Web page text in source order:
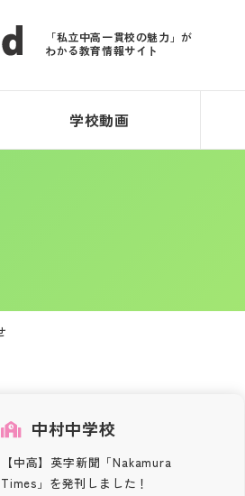
「私立中高一貫校の魅力」が
わかる教育情報サイト
学校動画
中村中学校
【中高】英字新聞「Nakamura
Times」を発刊しました！